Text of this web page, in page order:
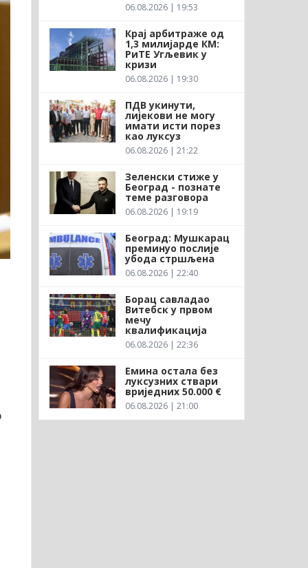
06.08.2026 | 19:53
Крај арбитраже од
1,3 милијарде КМ:
РиТЕ Угљевик у
кризи
06.08.2026 | 19:30
ПДВ укинути,
лијекови не могу
имати исти порез
као луксуз
06.08.2026 | 21:22
Зеленски стиже у
Београд - познате
теме разговора
06.08.2026 | 19:19
Београд: Мушкарац
преминуо послије
убода стршљена
06.08.2026 | 22:40
Борац савладао
Витебск у првом
мечу
квалификација
06.08.2026 | 22:36
Емина остала без
луксузних ствари
вриједних 50.000 €
06.08.2026 | 21:00